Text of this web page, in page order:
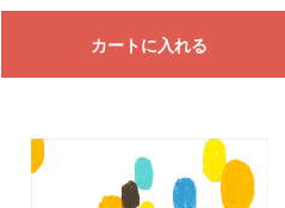
カートに入れる